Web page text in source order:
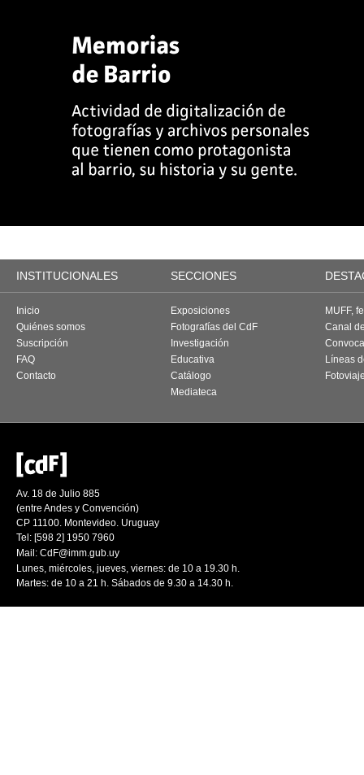
INSTITUCIONALES SECCIONES
Inicio
Quiénes somos
Suscripción
FAQ
Contacto
Exposiciones
Fotografías del CdF
Investigación
Educativa
Catálogo
Mediateca
MUFF,
Canal
Líneas
Av. 18 de Julio 885
(entre Andes y Convención)
CP 11100. Montevideo. Uruguay
Tel: [598 2] 1950 7960
Mail: CdF@imm.gub.uy
Lunes, miércoles, jueves, viernes: de 10 a 19.30 h.
Martes: de 10 a 21 h. Sábados de 9.30 a 14.30 h.